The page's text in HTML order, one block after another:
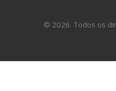
© 2026. Todos os